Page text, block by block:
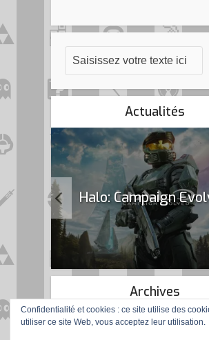
Actualités
Halo: Campaign
Archives
Confidentialité et cookies : ce site utilise des
utiliser ce site Web, vous acceptez leur utilisation.